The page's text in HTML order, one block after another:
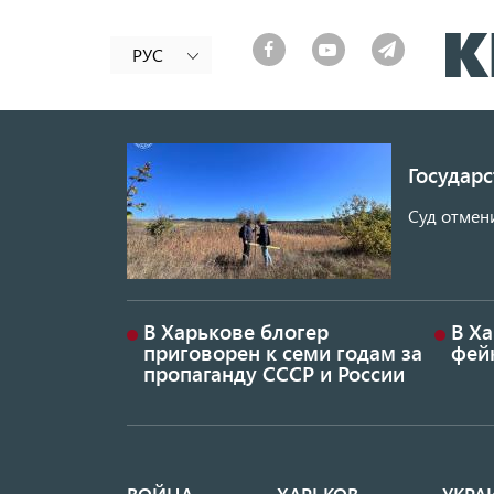
РУС
Суд
В Харькове блогер
приговорен к семи годам за
пропаганду СССР и России
В